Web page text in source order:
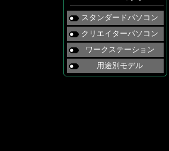
スタンダードパソコン
クリエイターパソコン
ワークステーション
用途別モデル